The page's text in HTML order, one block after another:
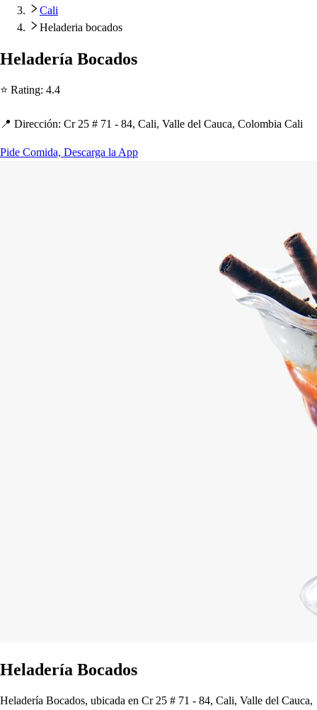
Cali
Heladeria bocados
Heladería Bocados
⭐ Rating: 4.4
📍 Dirección: Cr 25 # 71 - 84, Cali, Valle del Cauca, Colombia Cali
Pide Comida, Descarga la App
Heladería Bocados
Heladería Bocados, ubicada en Cr 25 # 71 - 84, Cali, Valle del Cauca,